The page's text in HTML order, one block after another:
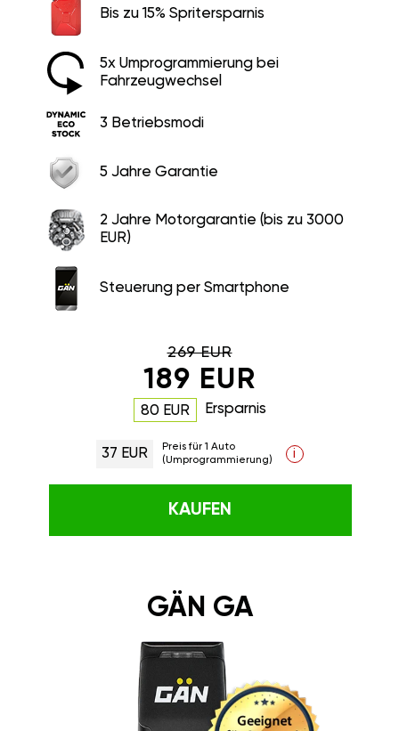
Bis zu 15% Spritersparnis
5x Umprogrammierung bei
Fahrzeugwechsel
3 Betriebsmodi
5 Jahre Garantie
2 Jahre Motorgarantie (bis zu 3000
EUR)
Steuerung per Smartphone
269 EUR
189 EUR
80 EUR Ersparnis
37 EUR
Preis für 1 Auto
(Umprogrammierung)
i
KAUFEN
GÄN GA